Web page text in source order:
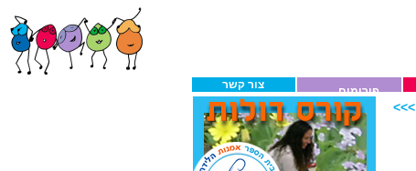
צור קשר פורומים
>>>